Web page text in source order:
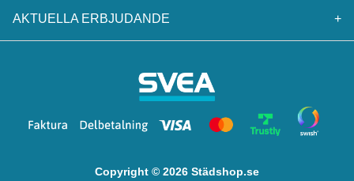
AKTUELLA ERBJUDANDE +
Copyright © 2026 Städshop.se